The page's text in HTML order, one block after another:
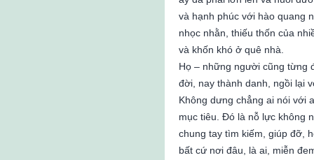
và hạnh phúc với hào quang
nhọc nhằn, thiếu thốn của
và khốn khó ở quê nhà.
Họ – những người cũng từng
đời, nay thành danh, ngồi lại
Không dưng chẳng ai nói với
mục tiêu. Đó là nỗ lực không
chung tay tìm kiếm, giúp đỡ,
bất cứ nơi đâu, là ai, miễn